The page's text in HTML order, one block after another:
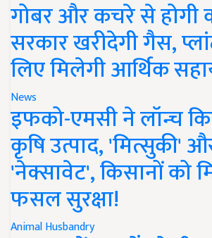
गोबर और कचरे से होगी
सरकार खरीदेगी गैस,
लिए मिलेगी आर्थिक
News
इफको-एमसी ने लॉन्च
कृषि उत्पाद, 'मित्सुकी'
'नेक्सावेट', किसानों को
फसल सुरक्षा!
Animal Husbandry